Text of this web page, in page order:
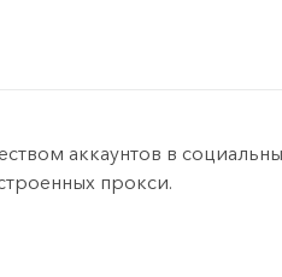
аккаунтов в
прокси.